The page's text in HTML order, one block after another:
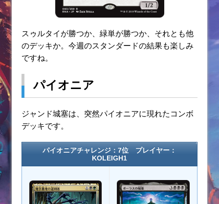
スゥルタイが勝つか、緑単が勝つか、それとも他
のデッキか。今週のスタンダードの結果も楽しみ
ですね。
パイオニア
ジャンド城塞は、突然パイオニアに現れたコンボ
デッキです。
パイオニアチャレンジ：7位 プレイヤー：
KOLEIGH1